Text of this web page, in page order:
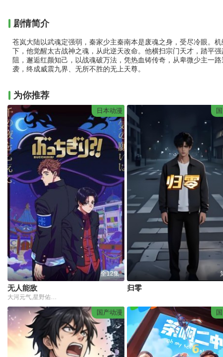
剧情简介
苍岚大陆以武魂定强弱，秦家少主秦南本是废魂之身，受尽冷眼。机
下，他觉醒太古战神之魂，从此逆天改命。他横扫宗门天才，踏平强
阻，邂逅红颜知己，以战魂破万法，凭热血铸传奇，从卑微少主一路
袭，终成威震九界、无所不胜的无上天尊。
为你推荐
日本动漫
全12集
无人能敌 归零
国产动漫